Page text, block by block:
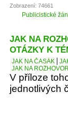
Zobrazení: 74661
Publicistické
JAK NA
OTÁZKY K
JAK NA ČASÁK
JAK NA
V příloze
jednotlivých